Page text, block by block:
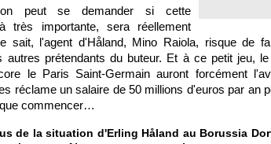
peut se demander si cette
très importante, sera réellement
sait, l'agent d'Håland, Mino Raiola, risque de
autres prétendants du buteur. Et à ce petit jeu,
le Paris Saint-Germain auront forcément
réclame un salaire de 50 millions d'euros par an
commencer…
de la situation d'Erling Håland au Borussia